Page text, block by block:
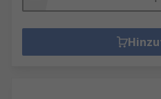
Roboterarmen,
Branchenaufgaben, von
zu Saugnäpfen, und
präzises Handling.